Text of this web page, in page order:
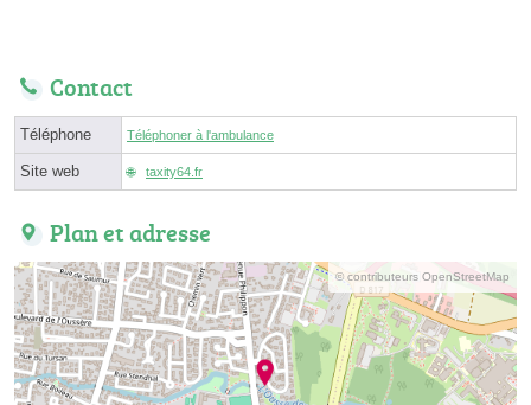
Contact
Téléphone Téléphoner à l'ambulance
Site web taxity64.fr
Plan et adresse
© contributeurs OpenStreetMap